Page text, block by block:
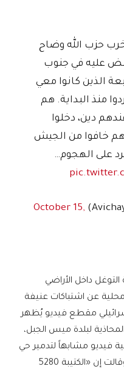
حزب الله وضاح
عليه في جنوب
الذين كانوا معي
منذ البداية. هم
دين، دخلوا
خافوا من الجيش
على الهجوم…
October 15,
داخل الأراضي
محلية عن اشتباكات عنيفة
مقطع فيديو يُظهر
المحاذية لبلدة ميس الجبل،
فيديو مشابهاً لتدمير حي
في بلدة قالت إنه في ميس الجبل. وقالت إن «الكتيبة 5280